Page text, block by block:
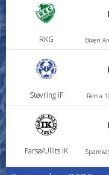
Støvring IF Rema
Nibe B
Oktober 2026
RKG Bixen
Støvring IF Rema
Farsø/Ullits IK